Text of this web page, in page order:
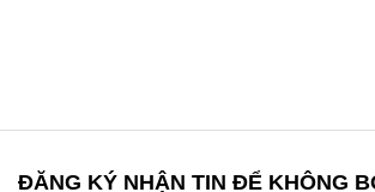
ĐĂNG KÝ NHẬN TIN ĐỂ KHÔNG